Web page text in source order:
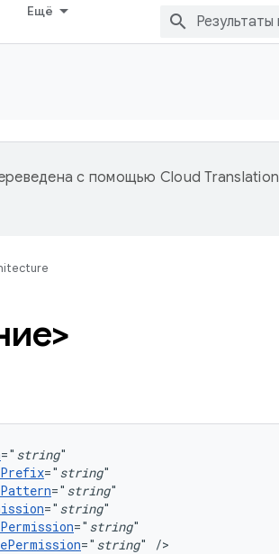
Ещё
с помощью Cloud Translation
=" string
=" string
=" string
=" string
=" string
=" string" />